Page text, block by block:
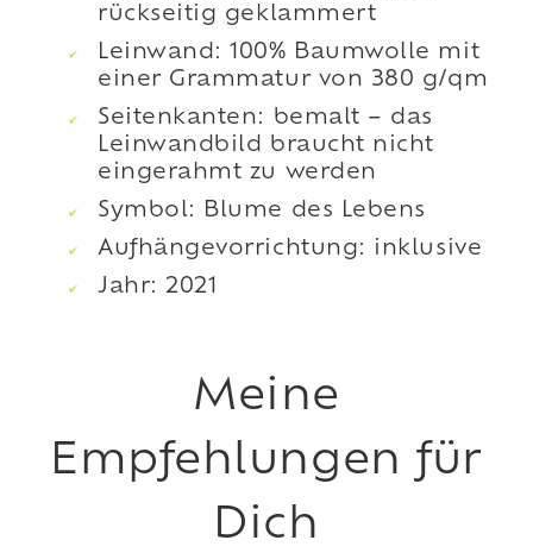
rückseitig geklammert
Leinwand: 100% Baumwolle mit
einer Grammatur von 380 g/qm
Seitenkanten: bemalt – das
Leinwandbild braucht nicht
eingerahmt zu werden
Symbol: Blume des Lebens
Aufhängevorrichtung: inklusive
Jahr: 2021